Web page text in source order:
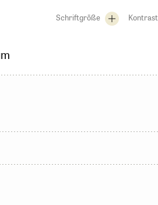
Schriftgröße Kontrast